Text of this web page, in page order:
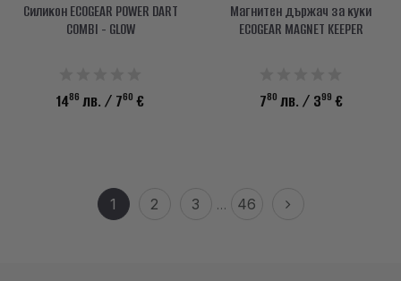
Силикон ECOGEAR POWER DART
COMBI - GLOW
1486 лв. / 760 €
Магнитен държач за куки
ECOGEAR MAGNET KEEPER
780 лв. / 399 €
1 2 3 … 46